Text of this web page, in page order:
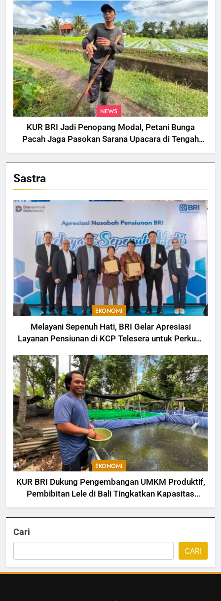
NEWS
KUR BRI Jadi Penopang Modal, Petani Bunga
Pacah Jaga Pasokan Sarana Upacara di Tengah
Fluktuasi Harga dan Tantangan Cuaca
Sastra
EKONOMI
Melayani Sepenuh Hati, BRI Gelar Apresiasi
Layanan Pensiunan di KCP Telesera untuk Perkuat
EKONOMI
KUR BRI Dukung Pengembangan UMKM Produktif,
Pembibitan Lele di Bali Tingkatkan Kapasitas
Produksi
Cari
CARI